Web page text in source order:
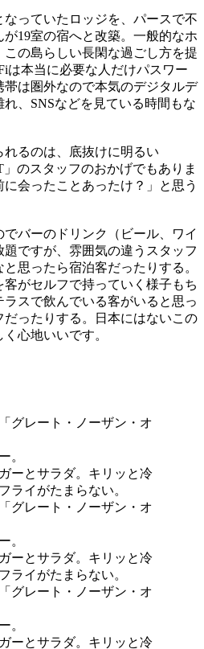
っていたロッジを、パースで不
19室の宿へと改築。一般的なホ
の島らしい長閑な過ごし方を提
は本当に必要な人だけパスワー
帯は圏外なので本気のデジタルデ
れ、SNSなどを見ている時間もな
るのは、底抜けに明るい
」のスタッフのおかげでもありま
会ったことあったけ？」と思う
バーのドリンク（ビール、ワイ
ですが、雰囲気の違うスタッフ
思ったら宿泊客だったりする。
がセルフで持っていく様子もち
スで飲んでいる客がいると思っ
ったりする。日本にはないこの
心地いいです。